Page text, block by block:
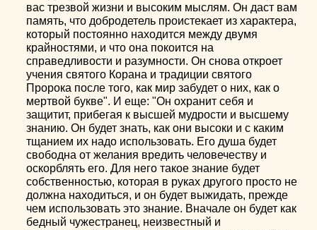
вас трезвой жизни и высоким мыслям. Он даст вам
память, что добродетель проистекает из характера,
который постоянно находится между двумя
крайностями, и что она покоится на
справедливости и разумности. Он снова откроет
учения святого Корана и традиции святого
Пророка после того, как мир забудет о них, как о
мертвой букве". И еще: "Он охранит себя и
защитит, прибегая к высшей мудрости и высшему
знанию. Он будет знать, как они высоки и с каким
тщанием их надо использовать. Его душа будет
свободна от желания вредить человечеству и
оскорблять его. Для него такое знание будет
собственностью, которая в руках другого просто не
должна находиться, и он будет выжидать, прежде
чем использовать это знание. Вначале он будет как
бедный чужестранец, неизвестный и